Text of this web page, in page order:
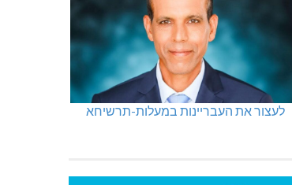
לעצור את העבריינות במעלות-תרשיחא